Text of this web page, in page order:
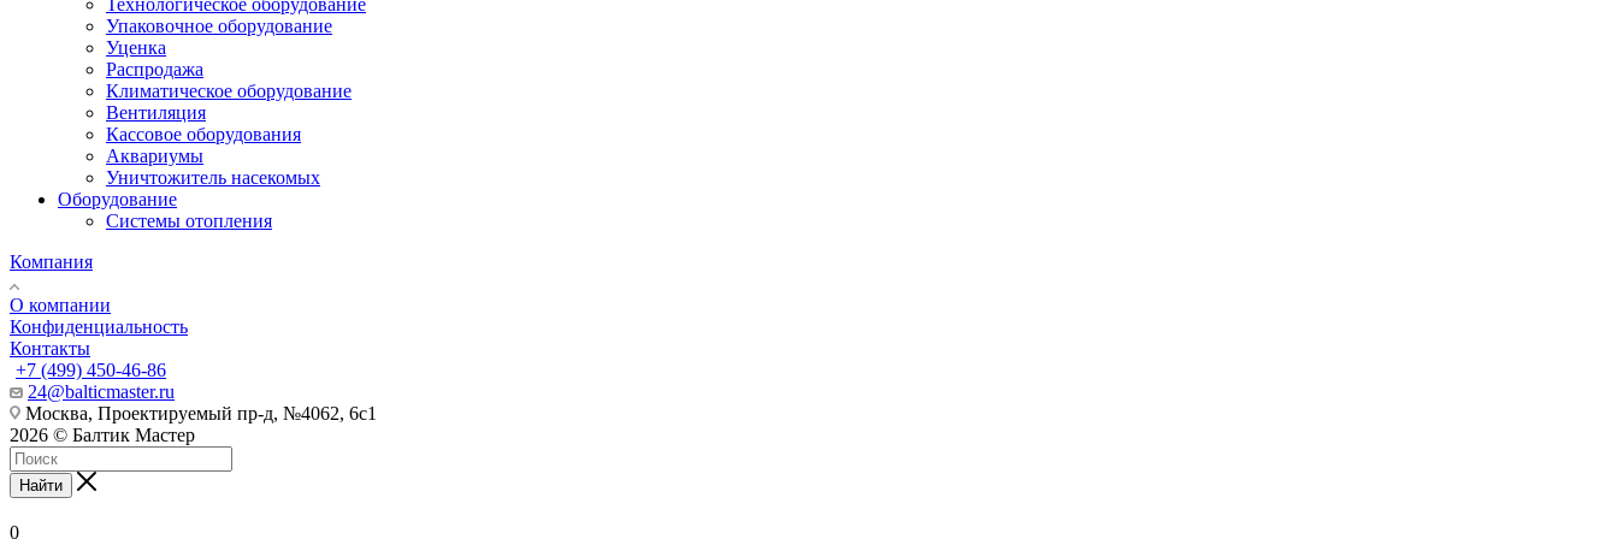
Упаковочное оборудование
Уценка
Распродажа
Климатическое оборудование
Вентиляция
Кассовое оборудования
Аквариумы
Уничтожитель насекомых
Оборудование
Системы отопления
Компания
О компании
Конфиденциальность
Контакты
+7 (499) 450-46-86
24@balticmaster.ru
Москва, Проектируемый пр-д, №4062, 6с1
2026 © Балтик Мастер
Найти
0